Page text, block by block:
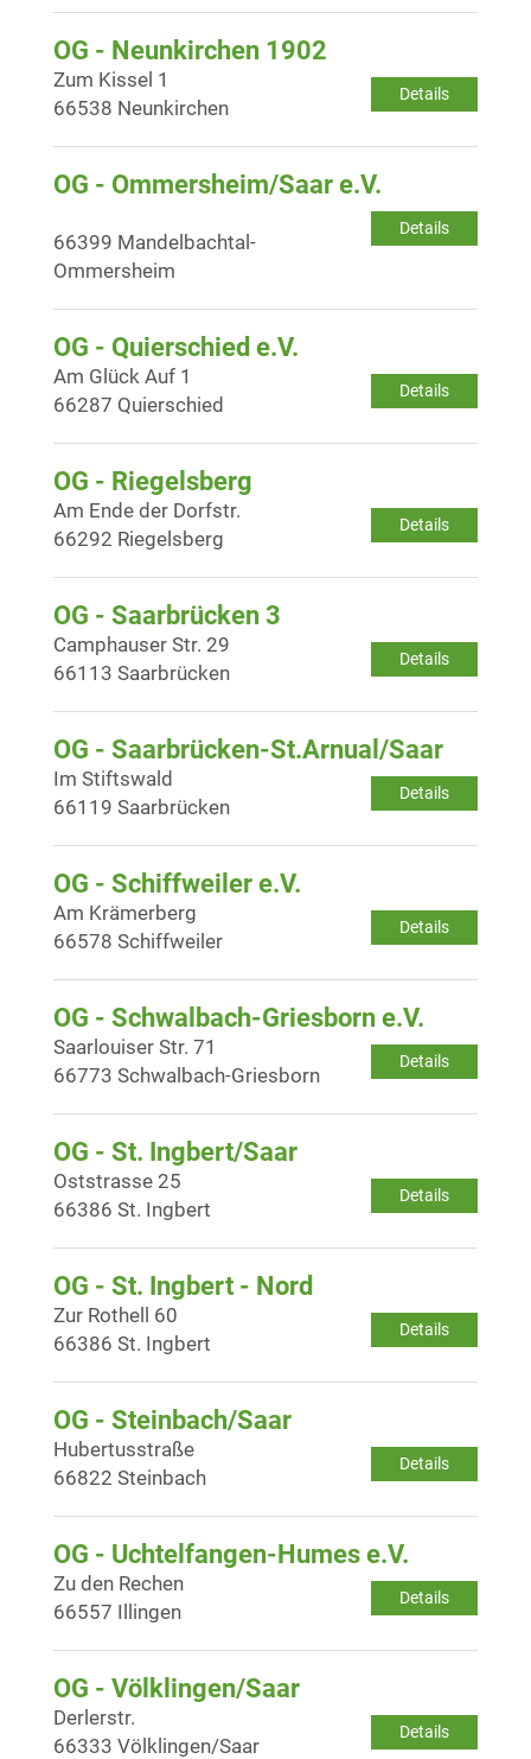
OG - Neunkirchen 1902
Details
Zum Kissel 1
66538 Neunkirchen
OG - Ommersheim/Saar e.V.
Details
66399 Mandelbachtal-
Ommersheim
OG - Quierschied e.V.
Details
Am Glück Auf 1
66287 Quierschied
OG - Riegelsberg
Details
Am Ende der Dorfstr.
66292 Riegelsberg
OG - Saarbrücken 3
Details
Camphauser Str. 29
66113 Saarbrücken
OG - Saarbrücken-St.Arnual/Saar
Details
Im Stiftswald
66119 Saarbrücken
OG - Schiffweiler e.V.
Details
Am Krämerberg
66578 Schiffweiler
OG - Schwalbach-Griesborn e.V.
Details
Saarlouiser Str. 71
66773 Schwalbach-Griesborn
OG - St. Ingbert/Saar
Details
Oststrasse 25
66386 St. Ingbert
OG - St. Ingbert - Nord
Details
Zur Rothell 60
66386 St. Ingbert
OG - Steinbach/Saar
Details
Hubertusstraße
66822 Steinbach
OG - Uchtelfangen-Humes e.V.
Details
Zu den Rechen
66557 Illingen
OG - Völklingen/Saar
Details
Derlerstr.
66333 Völklingen/Saar